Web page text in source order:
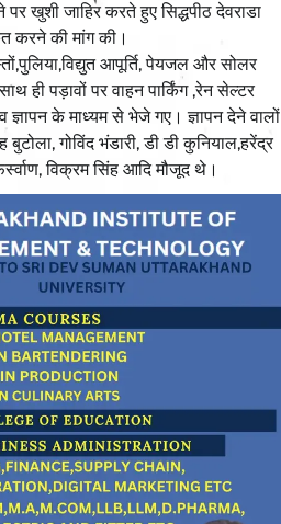
खुशी जाहिर करते हुए सिद्धपीठ देवराडा
करने की मांग की।
आपूर्ति, पेयजल और सोलर
ही पड़ावों पर वाहन पार्किंग ,रेन सेल्टर
ज्ञापन के माध्यम से भेजे गए। ज्ञापन देने वालों
गोविंद भंडारी, डी डी कुनियाल,हरेंद्र
विक्रम सिंह आदि मौजूद थे।